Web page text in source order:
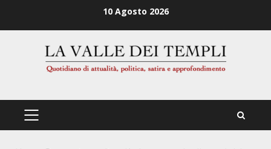
10 Agosto 2026
PRIMÄRES